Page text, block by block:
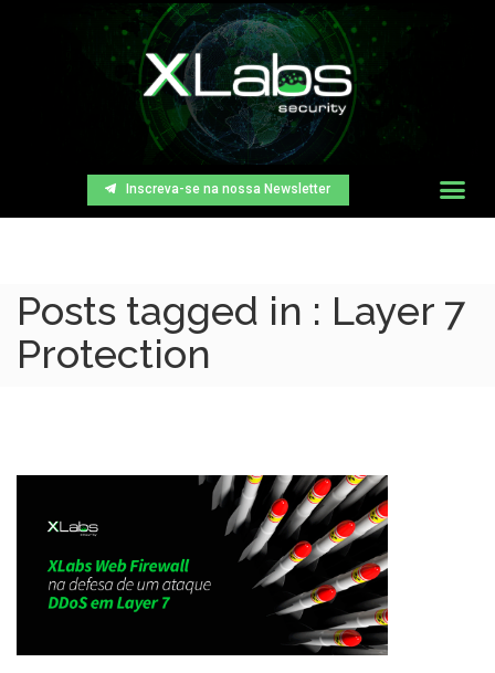
Inscreva-se na nossa Newsletter
Posts tagged in : Layer 7
Protection